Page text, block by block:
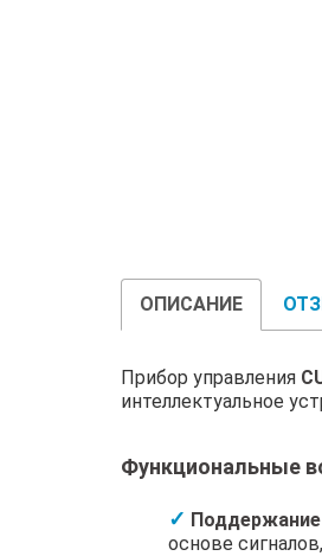
ОПИСАНИЕ
Прибор управления
интеллектуальное
Функциональные
Поддержание
основе